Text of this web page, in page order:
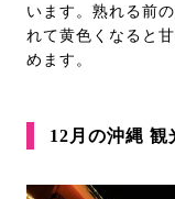
います。熟れる前
れて黄色くなると
めます。
12月の沖縄 観